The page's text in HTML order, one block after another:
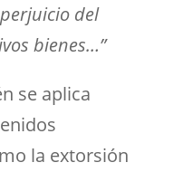
del
bienes…”
se aplica
la extorsión